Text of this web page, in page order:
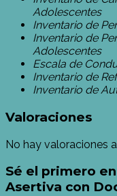
Adolescentes
Inventario de
Inventario de
Adolescentes
Escala de
Inventario de
Inventario de
Valoraciones
No hay valoraciones
Sé el primero
Asertiva con